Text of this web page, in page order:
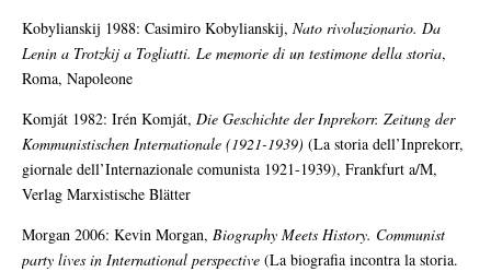
Kobylianskij 1988: Casimiro Kobylianskij, Nato rivoluzionario. Da
Lenin a Trotzkij a Togliatti. Le memorie di un testimone della storia,
Roma, Napoleone
Komját 1982: Irén Komját, Die Geschichte der Inprekorr. Zeitung der
Kommunistischen Internationale (1921-1939) (La storia dell’Inprekorr,
giornale dell’Internazionale comunista 1921-1939), Frankfurt a/M,
Verlag Marxistische Blätter
Morgan 2006: Kevin Morgan, Biography Meets History. Communist
party lives in International perspective (La biografia incontra la storia.